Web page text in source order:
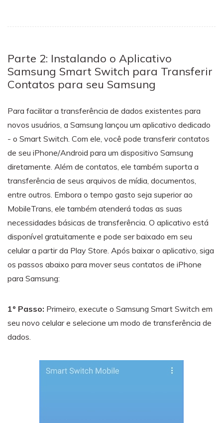
Parte 2: Instalando o Aplicativo
Samsung Smart Switch para Transferir
Contatos para seu Samsung
Para facilitar a transferência de dados existentes para
novos usuários, a Samsung lançou um aplicativo dedicado
- o Smart Switch. Com ele, você pode transferir contatos
de seu iPhone/Android para um dispositivo Samsung
diretamente. Além de contatos, ele também suporta a
transferência de seus arquivos de mídia, documentos,
entre outros. Embora o tempo gasto seja superior ao
MobileTrans, ele também atenderá todas as suas
necessidades básicas de transferência. O aplicativo está
disponível gratuitamente e pode ser baixado em seu
celular a partir da Play Store. Após baixar o aplicativo, siga
os passos abaixo para mover seus contatos de iPhone
para Samsung:
1º Passo: Primeiro, execute o Samsung Smart Switch em
seu novo celular e selecione um modo de transferência de
dados.